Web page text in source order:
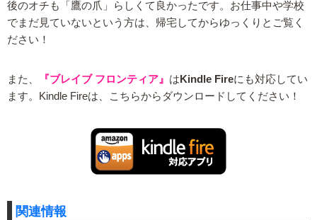
後のオチも「鷹の爪」らしくて良かったです。お仕事中や学校
でまだ見ていないという方は、帰宅してからゆっくりとご覧く
ださい！
また、 『ブレイブ フロンティア』 は Kindle Fireにも対応してい
ます。Kindle Fireは、こちらからダウンロードしてください！
関連情報